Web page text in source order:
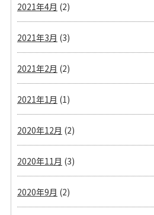
2021年4月 (2)
2021年3月 (3)
2021年2月 (2)
2021年1月 (1)
2020年12月 (2)
2020年11月 (3)
2020年9月 (2)